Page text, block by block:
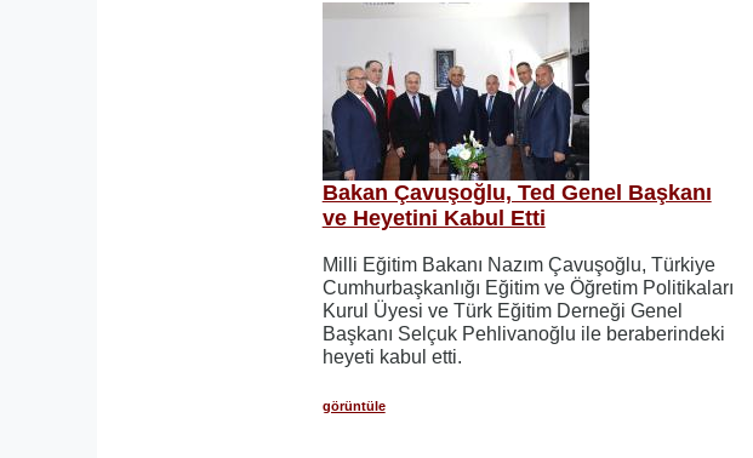
Bakan Çavuşoğlu, Ted Genel Başkanı
ve Heyetini Kabul Etti
Milli Eğitim Bakanı Nazım Çavuşoğlu, Türkiye
Cumhurbaşkanlığı Eğitim ve Öğretim Politikaları
Kurul Üyesi ve Türk Eğitim Derneği Genel
Başkanı Selçuk Pehlivanoğlu ile beraberindeki
heyeti kabul etti.
görüntüle